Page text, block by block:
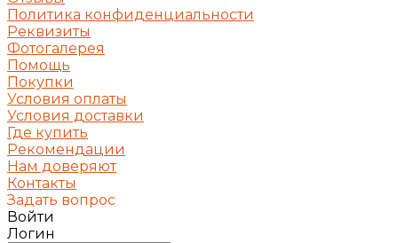
Политика конфиденциальности
Реквизиты
Фотогалерея
Помощь
Покупки
Условия оплаты
Условия доставки
Где купить
Рекомендации
Нам доверяют
Контакты
Задать вопрос
Войти
Логин